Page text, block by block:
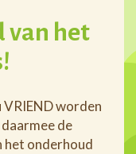
van het
worden
de
het onderhoud